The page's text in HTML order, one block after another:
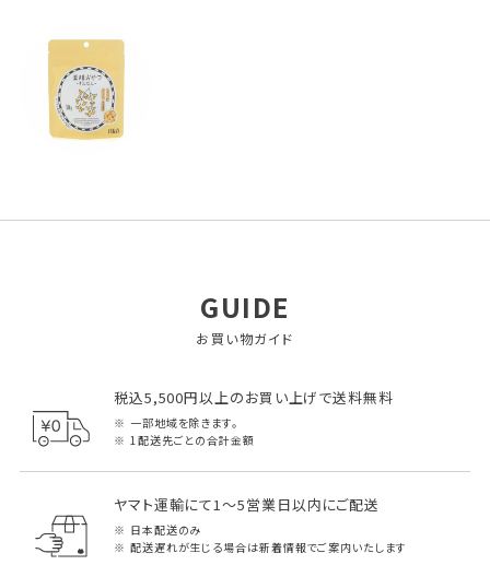
GUIDE
お買い物ガイド
税込5,500円以上のお買い上げで送料無料
一部地域を除きます。
1配送先ごとの合計金額
ヤマト運輸にて1～5営業日以内にご配送
日本配送のみ
配送遅れが生じる場合は新着情報でご案内いたします